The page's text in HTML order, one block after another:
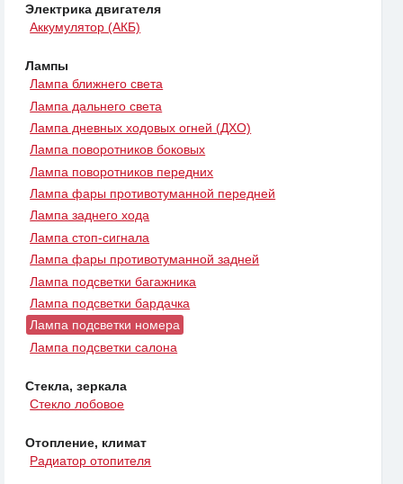
Электрика двигателя
Аккумулятор (АКБ)
Лампы
Лампа ближнего света
Лампа дальнего света
Лампа дневных ходовых огней (ДХО)
Лампа поворотников боковых
Лампа поворотников передних
Лампа фары противотуманной передней
Лампа заднего хода
Лампа стоп-сигнала
Лампа фары противотуманной задней
Лампа подсветки багажника
Лампа подсветки бардачка
Лампа подсветки номера
Лампа подсветки салона
Стекла, зеркала
Стекло лобовое
Отопление, климат
Радиатор отопителя